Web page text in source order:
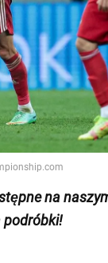
na
podróbki!